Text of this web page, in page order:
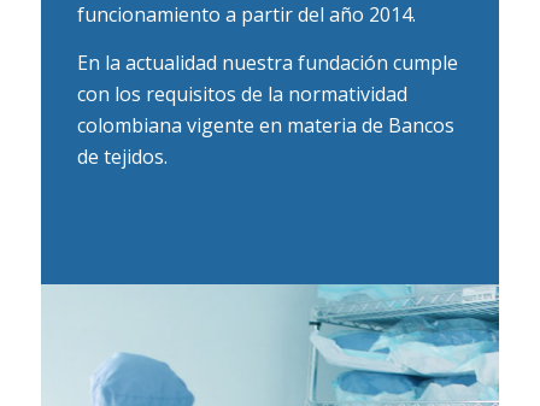
funcionamiento a partir del año 2014.
En la actualidad nuestra fundación cumple
con los requisitos de la normatividad
colombiana vigente en materia de Bancos
de tejidos.